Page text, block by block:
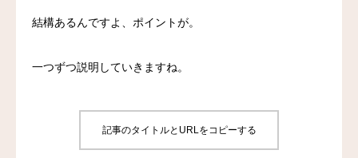
結構あるんですよ、ポイントが。
一つずつ説明していきますね。
記事のタイトルとURLをコピーする